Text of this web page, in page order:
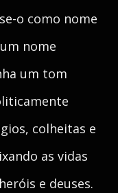
o como nome
nome
um tom
colheitas e
as vidas
e deuses.